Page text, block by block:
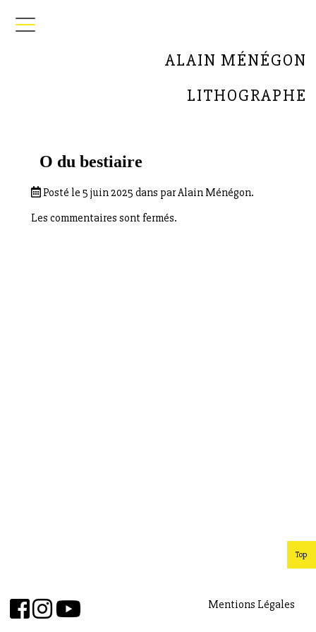
ALAIN MÉNÉGON
LITHOGRAPHE
O du bestiaire
Posté le 5 juin 2025 dans par Alain Ménégon.
Les commentaires sont fermés.
Mentions Légales
Top